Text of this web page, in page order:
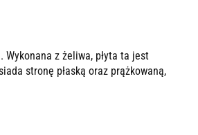
z żeliwa, płyta ta jest
stronę płaską oraz prążkowaną,